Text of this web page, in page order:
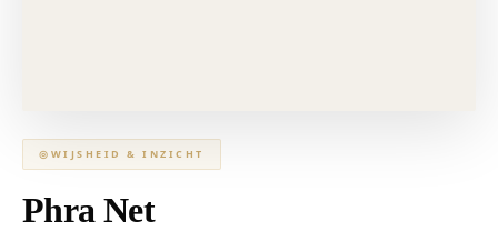
◎ WIJSHEID & INZICHT
Phra Net